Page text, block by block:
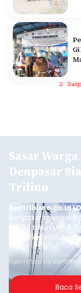
Sasar
Denpasar
Triliun
balitribune.co.id I
Denpasar
Rp1,152 triliun
warga kelompok
garis kemiskinan.
guna menjaga
kelompok desil 5
merosot ke kategori
Submitted by
Baca